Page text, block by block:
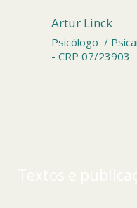
Artur Linck
Psicólogo /
- CRP 07/23903